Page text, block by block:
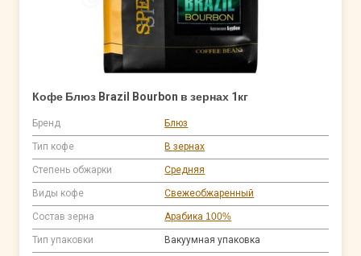
Кофе Блюз Brazil Bourbon в зернах 1кг
Бренд Блюз
Тип кофе В зернах
Степень обжарки Средняя
Виды кофе Свежеобжаренный
Состав зерна Арабика 100%
Тип упаковки Вакуумная упаковка